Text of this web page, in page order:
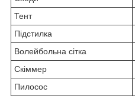
Тент
Підстилка
Волейбольна сітка
Скіммер
Пилосос